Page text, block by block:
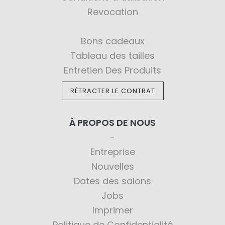
Revocation
Bons cadeaux
Tableau des tailles
Entretien Des Produits
RÉTRACTER LE CONTRAT
À PROPOS DE NOUS
Entreprise
Nouvelles
Dates des salons
Jobs
Imprimer